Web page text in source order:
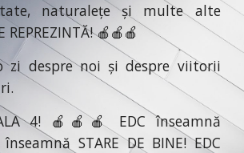
naturalețe și multe alte
🍎🍎🍎
noi și despre viitorii
4! 🍎🍎🍎 EDC înseamnă
înseamnă STARE DE BINE! EDC